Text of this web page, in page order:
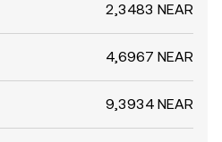
2,3483 NEAR
4,6967 NEAR
9,3934 NEAR